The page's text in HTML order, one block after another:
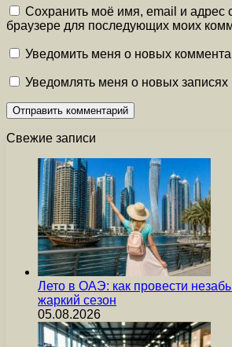
Сохранить моё имя, email и адрес
браузере для последующих моих
Уведомить меня о новых
Уведомлять меня о новых записях
Свежие записи
Лето в ОАЭ: как провести
жаркий сезон
05.08.2026